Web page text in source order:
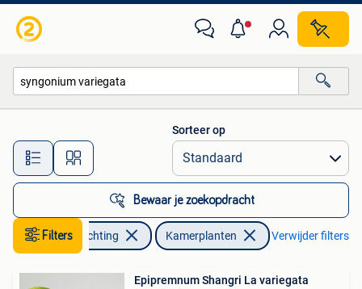
Alle afstanden…
Sorteer op
Bewaar je zoekopdracht
Filters
Huis en Inrichting Kamerplanten Verwijder filters
Epipremnum Shangri La variegata